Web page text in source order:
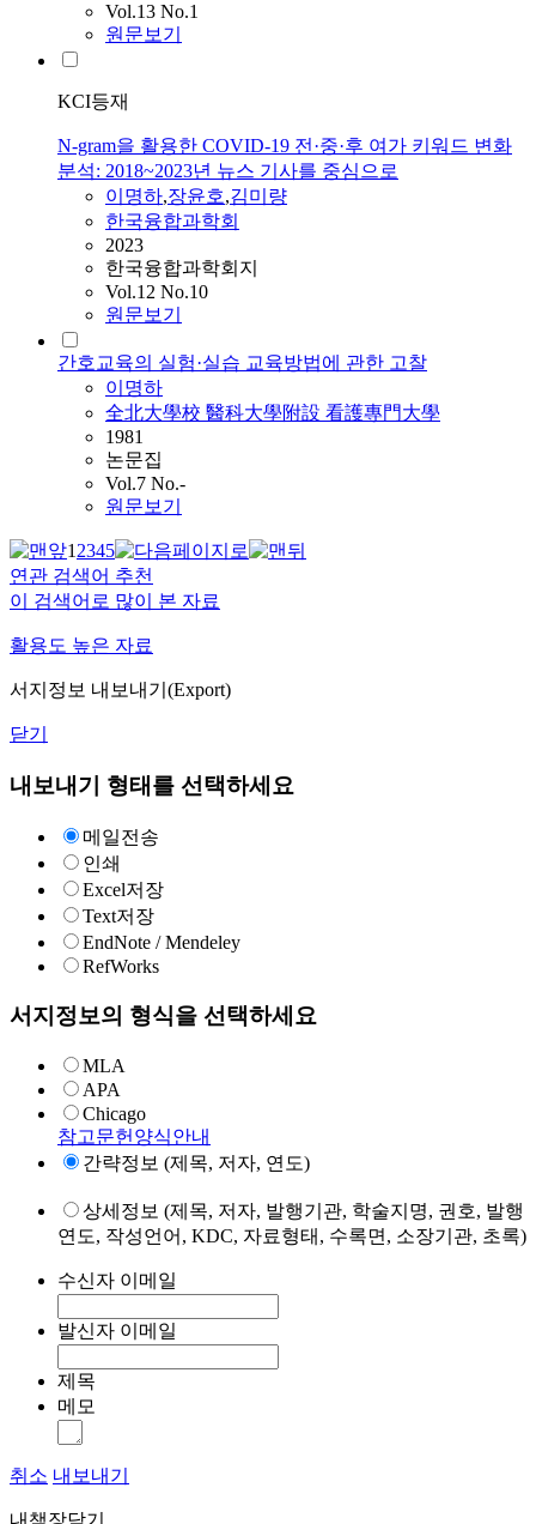
Vol.13 No.1
원문보기
KCI등재
N-gram을 활용한 COVID-19 전·중·후 여가 키워드 변화
분석: 2018~2023년 뉴스 기사를 중심으로
이명하,장윤호,김미량
한국융합과학회
2023
한국융합과학회지
Vol.12 No.10
원문보기
간호교육의 실험·실습 교육방법에 관한 고찰
이명하
全北大學校 醫科大學附設 看護專門大學
1981
논문집
Vol.7 No.-
원문보기
12345
연관 검색어 추천
이 검색어로 많이 본 자료
활용도 높은 자료
서지정보 내보내기(Export)
닫기
내보내기 형태를 선택하세요
메일전송
인쇄
Excel저장
Text저장
EndNote / Mendeley
RefWorks
서지정보의 형식을 선택하세요
MLA
APA
Chicago
참고문헌양식안내
간략정보 (제목, 저자, 연도)
상세정보 (제목, 저자, 발행기관, 학술지명, 권호, 발행
연도, 작성언어, KDC, 자료형태, 수록면, 소장기관, 초록)
수신자 이메일
발신자 이메일
제목
메모
취소 내보내기